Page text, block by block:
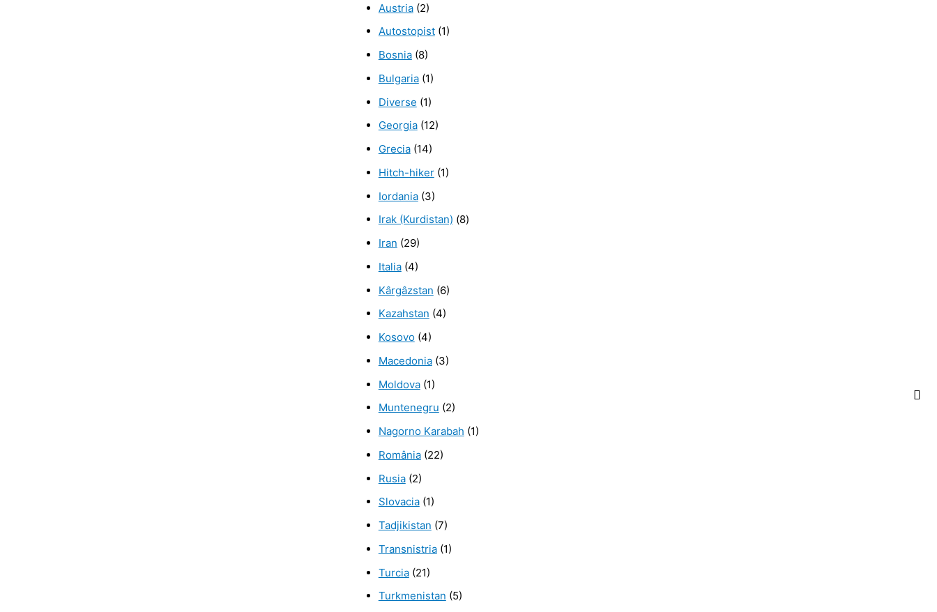
Austria(2)
Autostopist(1)
Bosnia(8)
Bulgaria(1)
Diverse (1)
Georgia(12)
Grecia(14)
Hitch-hiker(1)
Iordania(3)
Irak (Kurdistan) (8)
Iran (29)
Italia(4)
Kârgâzstan (6)
Kazahstan (4)
Kosovo(4)
Macedonia(3)
Moldova(1)
Muntenegru (2)
Nagorno Karabah (1)
România(22)
Rusia(2)
Slovacia(1)
Tadjikistan (7)
Transnistria(1)
Turcia(21)
Turkmenistan (5)